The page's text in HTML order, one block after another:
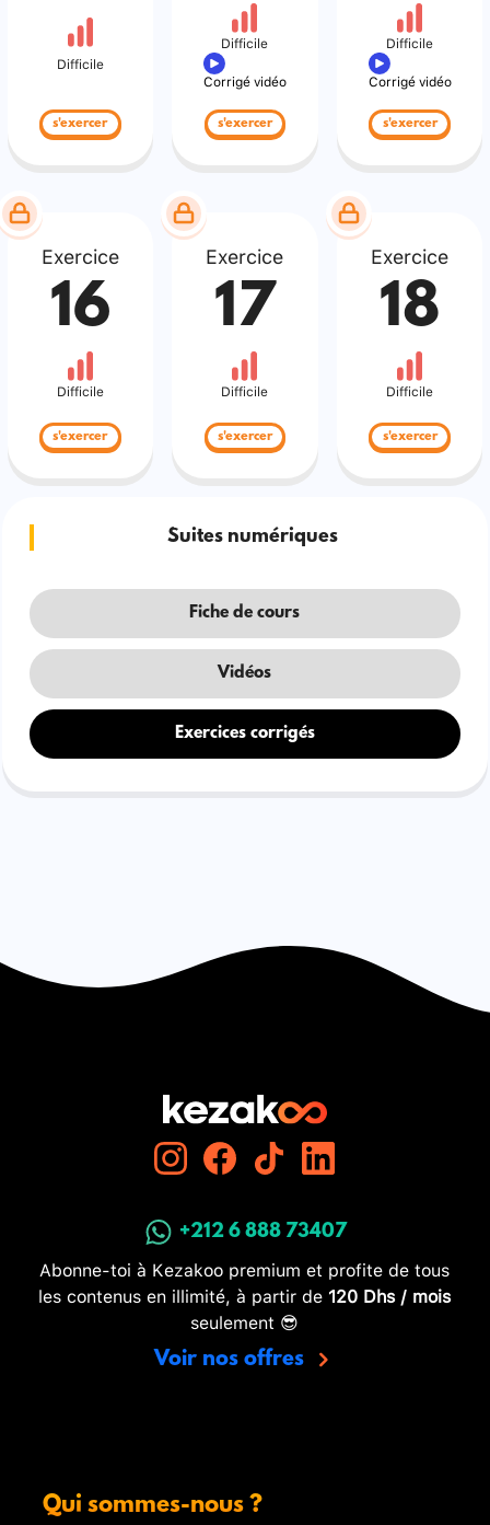
Difficile
s'exercer
Difficile
Corrigé vidéo
s'exercer
Difficile
Corrigé vidéo
s'exercer
Exercice
16
Difficile
s'exercer
Exercice
17
Difficile
s'exercer
Exercice
18
Difficile
s'exercer
Suites numériques
Fiche de cours
Vidéos
Exercices corrigés
+212 6 888 73407
Abonne-toi à Kezakoo premium et profite de tous
les contenus en illimité, à partir de 120 Dhs / mois
seulement 😎
Voir nos offres
Qui sommes-nous ?